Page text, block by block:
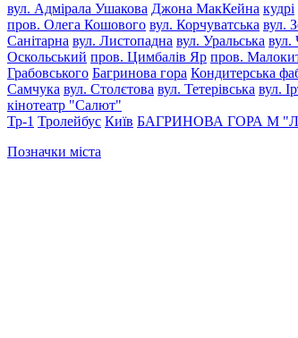
вул. Адмірала Ушакова Джона МакКейна кудрі
пров. Олега Кошового вул. Корчуватська вул.
Санітарна вул. Листопадна вул. Уральська вул.
Оскольський пров. Цимбалів Яр пров.
Грабовського Багринова гора Кондитерська
Самчука вул. Столєтова вул. Тетерівська вул.
кінотеатр "Салют"
Тр-1 Тролейбус Київ БАГРИНОВА ГОРА М
Позначки міста